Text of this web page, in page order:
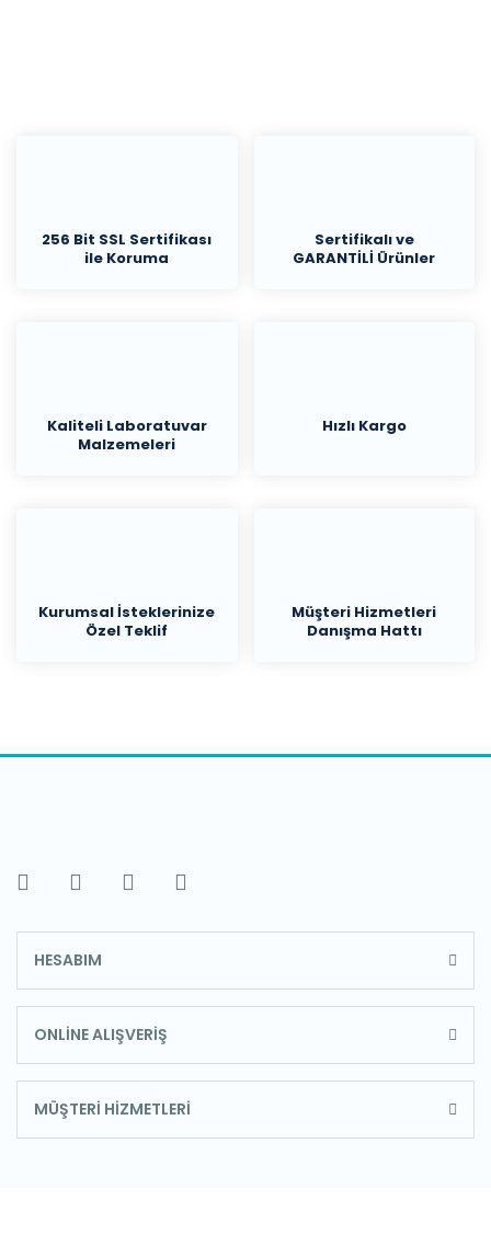
256 Bit SSL Sertifikası
ile Koruma
Sertifikalı ve
GARANTİLİ Ürünler
Kaliteli Laboratuvar
Malzemeleri
Hızlı Kargo
Kurumsal İsteklerinize
Özel Teklif
Müşteri Hizmetleri
Danışma Hattı
HESABIM
ONLİNE ALIŞVERİŞ
MÜŞTERİ HİZMETLERİ